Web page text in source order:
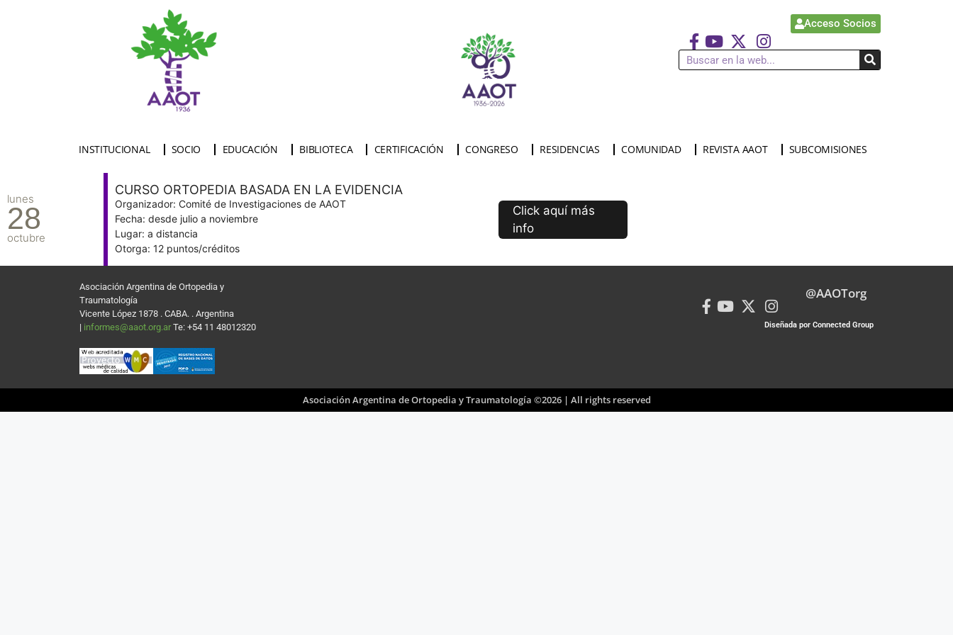
Acceso Socios
INSTITUCIONAL SOCIO EDUCACIÓN BIBLIOTECA CERTIFICACIÓN CONGRESO RESIDENCIAS COMUNIDAD REVISTA AAOT SUBCOMISIONES
lunes
28
octubre
CURSO ORTOPEDIA BASADA EN LA EVIDENCIA
Organizador: Comité de Investigaciones de AAOT
Fecha: desde julio a noviembre
Lugar: a distancia
Otorga: 12 puntos/créditos
Click aquí más
info
Asociación Argentina de Ortopedia y
Traumatología
Vicente López 1878 . CABA. . Argentina
| informes@aaot.org.ar Te: +54 11 48012320
@AAOTorg
Diseñada por Connected Group
Asociación Argentina de Ortopedia y Traumatología ©2026 | All rights reserved